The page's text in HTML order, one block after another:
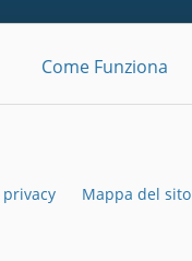
Come Funziona
Mappa del sito